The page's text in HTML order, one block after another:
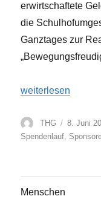
erwirtschaftete
die
Ganztages zur
„Spendenlauf am
weiterlesen
Autor
THG
am
8. Juni
Spendenlauf,
Menschen